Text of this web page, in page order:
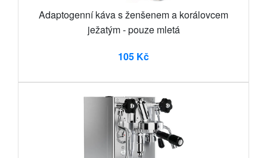
Adaptogenní káva s ženšenem a korálovcem
ježatým - pouze mletá
105 Kč